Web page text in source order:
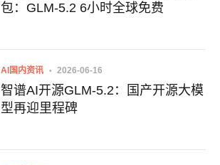
包：GLM-5.2 6小时全球免费
AI国内资讯 2026-06-16
智谱AI开源GLM-5.2：国产开源大模
型再迎里程碑